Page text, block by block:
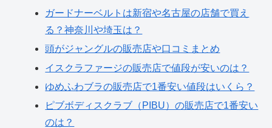
ガードナーベルトは新宿や名古屋の店舗で買え
る？神奈川や埼玉は？
頭がジャングルの販売店や口コミまとめ
イスクラファージの販売店で値段が安いのは？
ゆめふわブラの販売店で1番安い値段はいくら？
ピブボディスクラブ（PIBU）の販売店で1番安い
のは？